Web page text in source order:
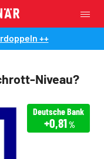
++
Niveau?
Deutsche Bank
+0,81%